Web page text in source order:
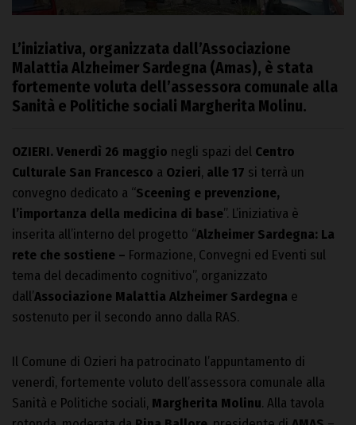
L’iniziativa, organizzata dall’Associazione
Malattia Alzheimer Sardegna (Amas), è stata
fortemente voluta dell’assessora comunale alla
Sanità e Politiche sociali Margherita Molinu.
OZIERI.Venerdì 26 maggio negli spazi del Centro
Culturale San Francesco a Ozieri, alle 17 si terrà un
convegno dedicato a “Sceening e prevenzione,
l’importanza della medicina di base”. L’iniziativa è
inserita all’interno del progetto “Alzheimer Sardegna: La
rete che sostiene – Formazione, Convegni ed Eventi sul
tema del decadimento cognitivo”, organizzato
dall’Associazione Malattia Alzheimer Sardegna e
sostenuto per il secondo anno dalla RAS.
Il Comune di Ozieri ha patrocinato l’appuntamento di
venerdì, fortemente voluto dell’assessora comunale alla
Sanità e Politiche sociali, Margherita Molinu. Alla tavola